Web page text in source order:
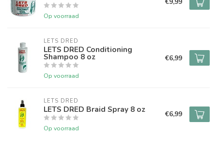
Op voorraad
LETS DRED
LETS DRED Conditioning
Shampoo 8 oz
Op voorraad
€6,99
LETS DRED
LETS DRED Braid Spray 8 oz
Op voorraad
€6,99